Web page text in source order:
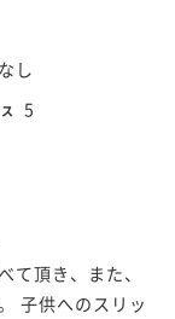
し
5
て頂き、また、
子供へのスリッ